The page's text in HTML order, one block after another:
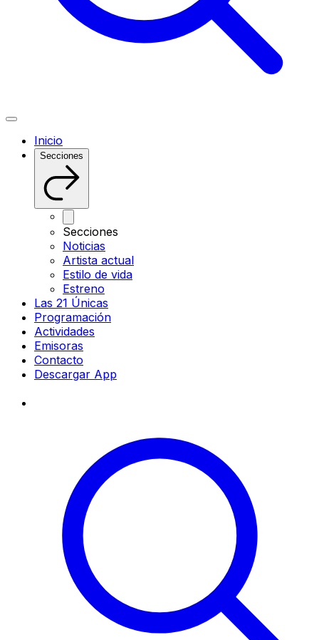
Inicio
Secciones
Secciones
Noticias
Artista actual
Estilo de vida
Estreno
Las 21 Únicas
Programación
Actividades
Emisoras
Contacto
Descargar App